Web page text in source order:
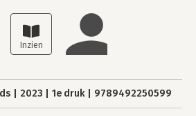
2023 1e druk 9789492250599